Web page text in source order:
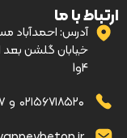
ارتباط با ما
آدرس: احمدآباد
خیابان گلشن
4و1
۰۲۱۵۶۷۱۸۵۲۰ و